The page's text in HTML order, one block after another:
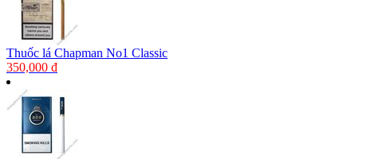
Thuốc lá Chapman No1 Classic
350,000 đ